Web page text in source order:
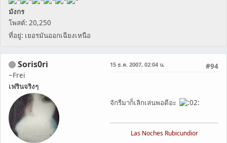
มังกร
โพสต์: 20,250
ที่อยู่: เยอรมันออกเฉียงเหนือ
Soris0ri
~Frei
เฟรินจริงๆ
#94
15 ธ.ค. 2007, 02:04 น.
จักรีมาก็เลิกเล่นพอดีอะ
Las Noches Rubicundior